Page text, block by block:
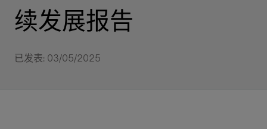
续发展报告
已发表: 03/05/2025